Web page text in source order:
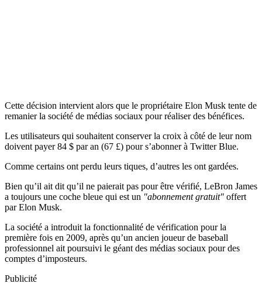
Cette décision intervient alors que le propriétaire Elon Musk tente de
remanier la société de médias sociaux pour réaliser des bénéfices.
Les utilisateurs qui souhaitent conserver la croix à côté de leur nom
doivent payer 84 $ par an (67 £) pour s’abonner à Twitter Blue.
Comme certains ont perdu leurs tiques, d’autres les ont gardées.
Bien qu’il ait dit qu’il ne paierait pas pour être vérifié, LeBron James
a toujours une coche bleue qui est un "abonnement gratuit" offert
par Elon Musk.
La société a introduit la fonctionnalité de vérification pour la
première fois en 2009, après qu’un ancien joueur de baseball
professionnel ait poursuivi le géant des médias sociaux pour des
comptes d’imposteurs.
Publicité